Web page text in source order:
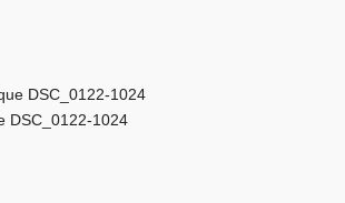
DSC_0122-1024